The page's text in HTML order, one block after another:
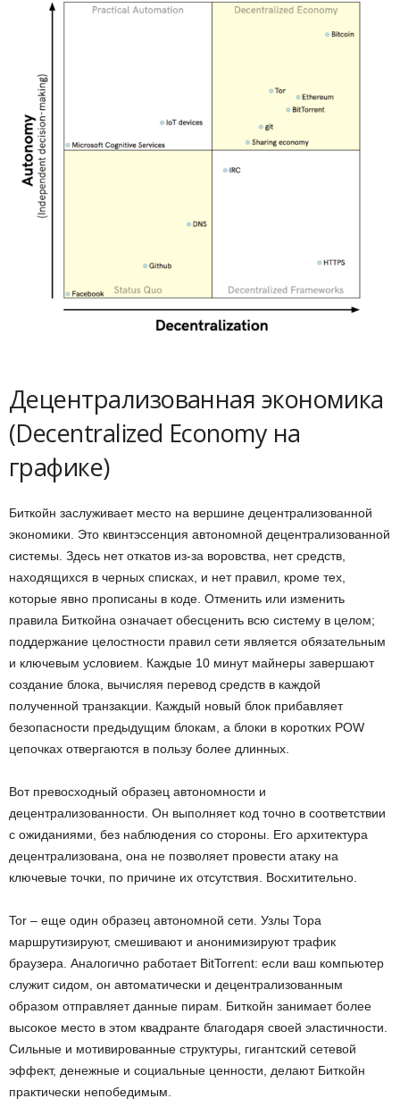
Децентрализованная экономика
(Decentralized Economy на
графике)
Биткойн заслуживает место на вершине децентрализованной
экономики. Это квинтэссенция автономной децентрализованной
системы. Здесь нет откатов из-за воровства, нет средств,
находящихся в черных списках, и нет правил, кроме тех,
которые явно прописаны в коде. Отменить или изменить
правила Биткойна означает обесценить всю систему в целом;
поддержание целостности правил сети является обязательным
и ключевым условием. Каждые 10 минут майнеры завершают
создание блока, вычисляя перевод средств в каждой
полученной транзакции. Каждый новый блок прибавляет
безопасности предыдущим блокам, а блоки в коротких POW
цепочках отвергаются в пользу более длинных.
Вот превосходный образец автономности и
децентрализованности. Он выполняет код точно в соответствии
с ожиданиями, без наблюдения со стороны. Его архитектура
децентрализована, она не позволяет провести атаку на
ключевые точки, по причине их отсутствия. Восхитительно.
Tor – еще один образец автономной сети. Узлы Тора
маршрутизируют, смешивают и анонимизируют трафик
браузера. Аналогично работает BitTorrent: если ваш компьютер
служит сидом, он автоматически и децентрализованным
образом отправляет данные пирам. Биткойн занимает более
высокое место в этом квадранте благодаря своей эластичности.
Сильные и мотивированные структуры, гигантский сетевой
эффект, денежные и социальные ценности, делают Биткойн
практически непобедимым.